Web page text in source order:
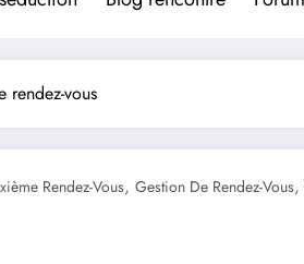
rendez-vous
Rendez-Vous, Gestion De Rendez-Vous,